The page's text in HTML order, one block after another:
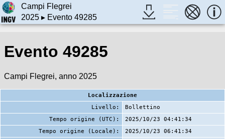
Campi Flegrei
2025▸ Evento 49285
Evento 49285
Campi Flegrei, anno 2025
Localizzazione
Livello:
Bollettino
Tempo origine (UTC):
2025/10/23 04:41:34
Tempo origine (Locale):
2025/10/23 06:41:34